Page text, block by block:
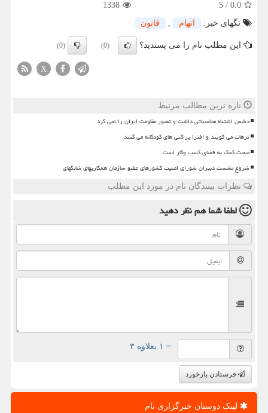
0.0
/
5
1338
تگهای خبر:
اتهام , قانون
این مطلب نام را می پسندید؟ (0)
(0)
X
تازه ترین مطالب مرتبط
دشمن اشتباه محاسباتی داشت و تصور مقاومت ایران را نمی کرد
ترهات می گویند و افترا پراکنی های کودکانه می کنند
مبحث کمک به فضای کسب وکار است
شروع نشست دبیران شورای امنیت کشورهای عضو سازمان همکاریهای شانگهای
نظرات بینندگان نام در مورد این مطلب
لطفا شما همنظر دهید
= ۱ بعلاوه ۳
فرستادن بازخورد
لینک دوستان خبرگزاری نام